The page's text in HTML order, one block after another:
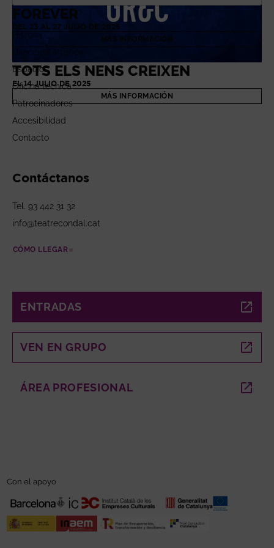
DEL 8 AL 20 JULIO DE 2025
MÁS INFORMACIÓN
TOTS ELS NENS CREIXEN
EL 14 JULIO DE 2025
MÁS INFORMACIÓN
FOREVER
DEL 23 AL 27 JULIO DE 2025
MÁS INFORMACIÓN
El Teatro
Historia
Dirección artística
Espacios
Oficina técnica
Patrocinadores
Accesibilidad
Contacto
Contáctanos
Tel. 93 442 31 32
info@teatrecondal.cat
CÓMO LLEGAR
ENTRADAS
VEN EN GRUPO
ÁREA PROFESIONAL ABRE EN NUEVA VENTANA
Con el apoyo